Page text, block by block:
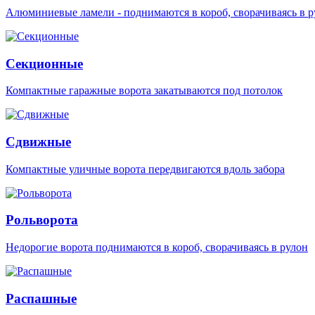
Алюминиевые ламели - поднимаются в короб, сворачиваясь в
Секционные
Компактные гаражные ворота закатываются под потолок
Сдвижные
Компактные уличные ворота передвигаются вдоль забора
Рольворота
Недорогие ворота поднимаются в короб, сворачиваясь в рулон
Распашные